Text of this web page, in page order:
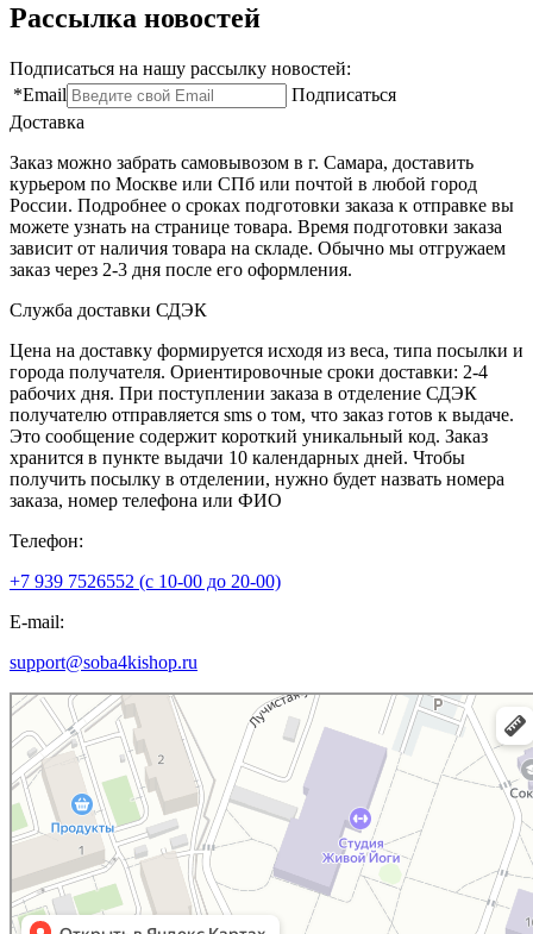
Рассылка новостей
Подписаться на нашу рассылку новостей:
*Email
Подписаться
Доставка
Заказ можно забрать самовывозом в г. Самара, доставить
курьером по Москве или СПб или почтой в любой город
России. Подробнее о сроках подготовки заказа к отправке вы
можете узнать на странице товара. Время подготовки заказа
зависит от наличия товара на складе. Обычно мы отгружаем
заказ через 2-3 дня после его оформления.
Служба доставки СДЭК
Цена на доставку формируется исходя из веса, типа посылки и
города получателя. Ориентировочные сроки доставки: 2-4
рабочих дня. При поступлении заказа в отделение СДЭК
получателю отправляется sms о том, что заказ готов к выдаче.
Это сообщение содержит короткий уникальный код. Заказ
хранится в пункте выдачи 10 календарных дней. Чтобы
получить посылку в отделении, нужно будет назвать номера
заказа, номер телефона или ФИО
Телефон:
+7 939 7526552 (с 10-00 до 20-00)
E-mail:
support@soba4kishop.ru